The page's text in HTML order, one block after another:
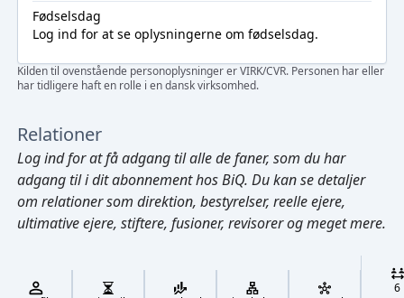
Cmd/Ctrl + K
Fødselsdag
Log ind for at se oplysningerne om fødselsdag.
Kilden til ovenstående personoplysninger er VIRK/CVR. Personen har eller
har tidligere haft en rolle i en dansk virksomhed.
Relationer
Log indfor at få adgang til alle de faner, som du har
adgang til i dit abonnement hos BiQ. Du kan se detaljer
om relationer som direktion, bestyrelser, reelle ejere,
ultimative ejere, stiftere, fusioner, revisorer og meget mere.
6